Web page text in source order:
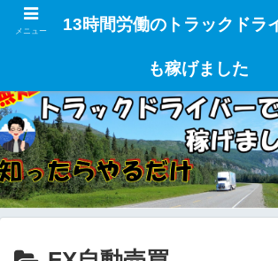
メニュー 13時間労働のトラックドラ
も稼げました